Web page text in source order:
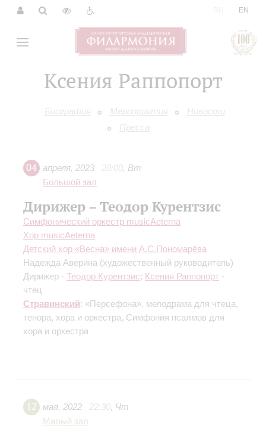
EN
Ксения Раппопорт
Биография Мероприятия
Новости
Пресса
04 апреля, 2023 20:00, Вт
Большой зал
Дирижер – Теодор Курентзис
Симфонический оркестр musicAeterna
Хор musicAeterna
Детский хор «Весна» имени А.С.Пономарёва
Надежда Аверина (художественный руководитель)
Дирижер - Теодор Курентзис; Ксения Раппопорт -
чтец
Стравинский: «Персефона», мелодрама для чтеца,
тенора, хора и оркестра, Симфония псалмов для
хора и оркестра
12 мая, 2022 22:30, Чт
Малый зал